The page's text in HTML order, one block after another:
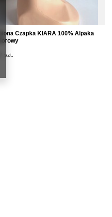
Czapka KIARA 100% Alpaka
szt.